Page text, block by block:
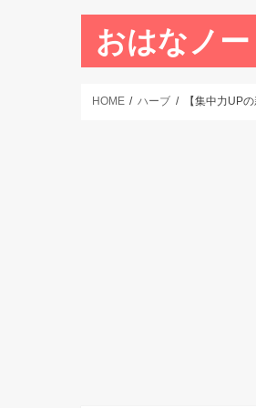
おはなノー
HOME ハーブ 【集中力UP